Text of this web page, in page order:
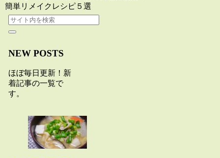
簡単リメイクレシピ５選
NEW POSTS
ほぼ毎日更新！新
着記事の一覧で
す。